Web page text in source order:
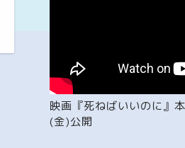
映画『死ねばいいのに』
(金)公開